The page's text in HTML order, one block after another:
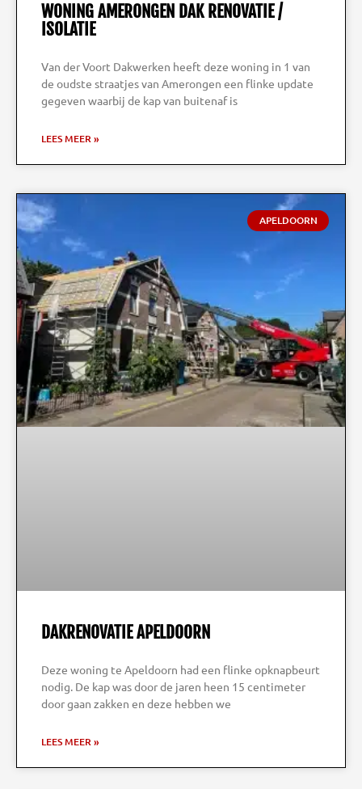
WONING AMERONGEN DAK RENOVATIE /
ISOLATIE
Van der Voort Dakwerken heeft deze woning in 1 van
de oudste straatjes van Amerongen een flinke update
gegeven waarbij de kap van buitenaf is
LEES MEER »
APELDOORN
DAKRENOVATIE APELDOORN
Deze woning te Apeldoorn had een flinke opknapbeurt
nodig. De kap was door de jaren heen 15 centimeter
door gaan zakken en deze hebben we
LEES MEER »